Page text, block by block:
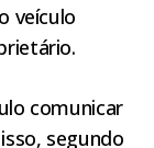
veículo
comunicar
segundo